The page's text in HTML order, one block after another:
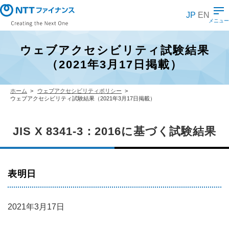
メ
イ
JP EN
メニュー
ウェブアクセシビリティ試験結果
（2021年3月17日掲載）
ホーム
ウェブアクセシビリティポリシー
ウェブアクセシビリティ試験結果（2021年3月17日掲載）
JIS X 8341-3：2016に基づく試験結果
表明日
2021年3月17日